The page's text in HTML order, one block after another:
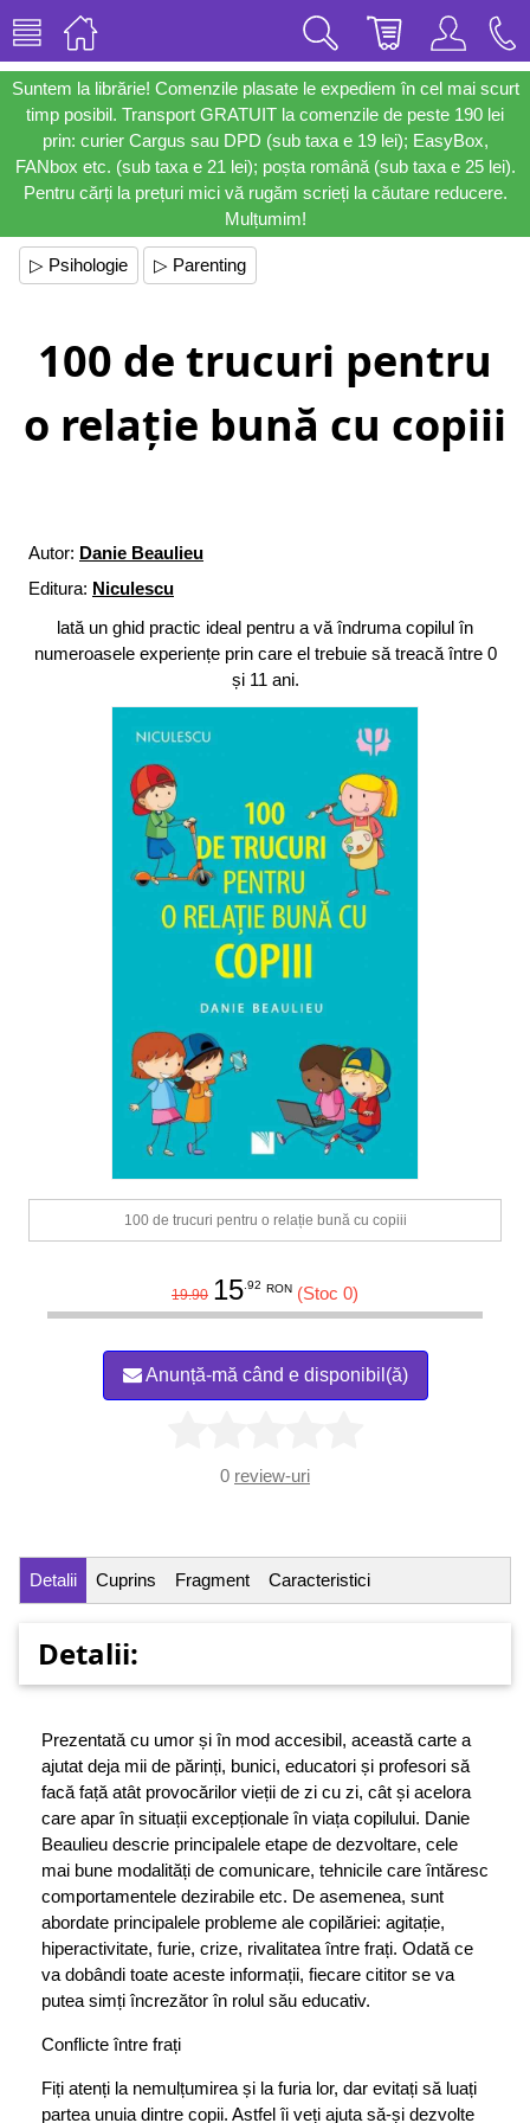
Suntem la librărie! Comenzile plasate le expediem în cel mai scurt
timp posibil. Transport GRATUIT la comenzile de peste 190 lei
prin: curier Cargus sau DPD (sub taxa e 19 lei); EasyBox,
FANbox etc. (sub taxa e 21 lei); poșta română (sub taxa e 25 lei).
Pentru cărți la prețuri mici vă rugăm scrieți la căutare reducere.
Mulțumim!
▷ Psihologie ▷ Parenting
100 de trucuri pentru
o relație bună cu copiii
Autor: Danie Beaulieu
Editura: Niculescu
lată un ghid practic ideal pentru a vă îndruma copilul în
nume­roasele experiențe prin care el trebuie să treacă între 0
și 11 ani.
100 de trucuri pentru o relație bună cu copiii
19.90 15.92 RON (Stoc 0)
Anunță-mă când e disponibil(ă)
0 review-uri
Detalii Cuprins Fragment Caracteristici
Detalii:
Prezentată cu umor și în mod accesibil, această carte a
ajutat deja mii de părinți, bunici, educatori și profesori să
facă față atât provocărilor vieții de zi cu zi, cât și acelora
care apar în situații excepționale în viața copilului. Danie
Beaulieu descrie principalele etape de dezvoltare, cele
mai bune modalități de comunicare, tehnicile care întăresc
comportamentele dezirabile etc. De asemenea, sunt
abordate principalele probleme ale copilăriei: agitație,
hiperactivitate, furie, crize, rivalitatea între frați. Odată ce
va dobândi toate aceste informații, fiecare cititor se va
putea simți încrezător în rolul său educativ.
Conflicte între frați
Fiți atenți la nemulțumirea și la furia lor, dar evitați să luați
partea unuia dintre copii. Astfel îi veți ajuta să-și dezvolte